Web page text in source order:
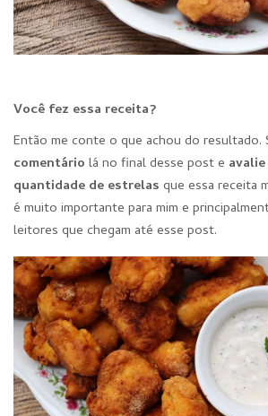
Você fez essa receita?
Então me conte o que achou do resultado.
comentário lá no final desse post e
quantidade de estrelas que essa receita
é muito importante para mim e
leitores que chegam até esse post.